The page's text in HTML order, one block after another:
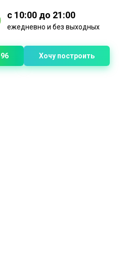
с 10:00 до 21:00
ежедневно и без выходных
Хочу построить